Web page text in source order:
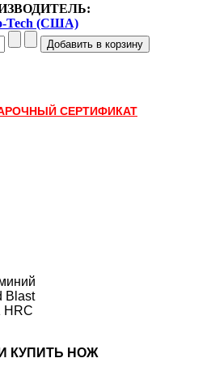
Tech (США)
СЕРТИФИКАТ
Blast
HRC
КУПИТЬ НОЖ